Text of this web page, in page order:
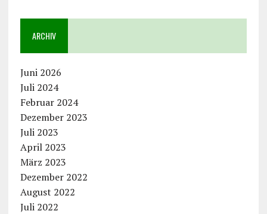
ARCHIV
Juni 2026
Juli 2024
Februar 2024
Dezember 2023
Juli 2023
April 2023
März 2023
Dezember 2022
August 2022
Juli 2022